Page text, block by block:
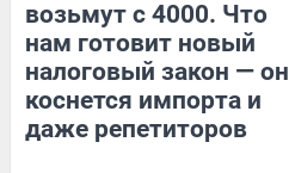
возьмут с 4000. Что
нам готовит новый
налоговый закон — он
коснется импорта и
даже репетиторов